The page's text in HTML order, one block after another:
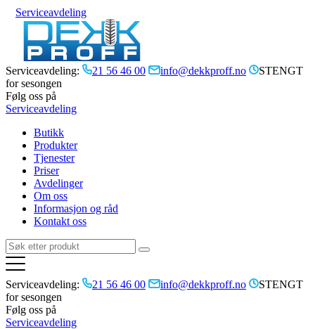
Serviceavdeling
Serviceavdeling: 21 56 46 00 info@dekkproff.no
STENGT
for sesongen
Følg oss på
Serviceavdeling
Butikk
Produkter
Tjenester
Priser
Avdelinger
Om oss
Informasjon og råd
Kontakt oss
Serviceavdeling: 21 56 46 00 info@dekkproff.no
STENGT
for sesongen
Følg oss på
Serviceavdeling